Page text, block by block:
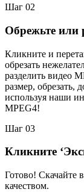
Шаг 02
Обрежьте или
Кликните и
обрезать
разделить видео
размер, обрезать,
используя наши
MPEG4!
Шаг 03
Кликните
Готово! Скачайте
качеством.